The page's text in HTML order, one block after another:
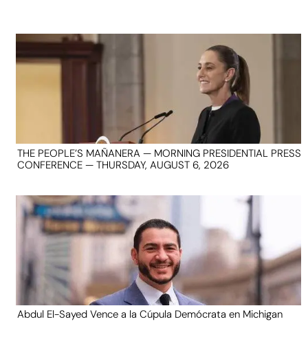
THE PEOPLE’S MAÑANERA — MORNING PRESIDENTIAL PRESS
CONFERENCE — THURSDAY, AUGUST 6, 2026
Abdul El-Sayed Vence a la Cúpula Demócrata en Michigan